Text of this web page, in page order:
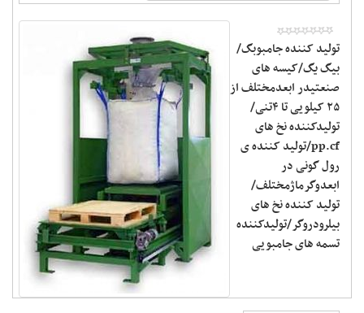
تولید کننده جامبوبگ/
بیگ یگ/کیسه های
صنعتیدر ابعدمختلف از
۲۵ کیلویی تا ۴تنی/
تولیدکننده نخ های
pp.cf/تولید کننده ی
رول گونی در
ابعدوگرماژمختلف/
تولید کننده نخ های
بیلرودروگر/تولیدکننده
تسمه های جامبویی